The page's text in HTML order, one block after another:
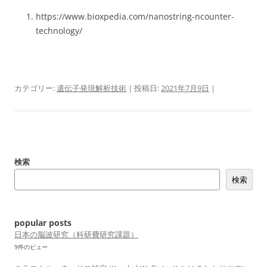
https://www.bioxpedia.com/nanostring-ncounter-
technology/
カテゴリー:遺伝子発現解析技術 | 投稿日:2021年7月9日 |
検索
検索
popular posts
日本の脳波研究（科研費研究課題）
9件のビュー